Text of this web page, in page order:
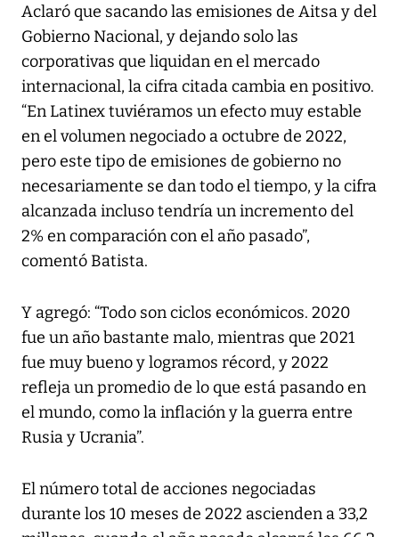
Aclaró que sacando las emisiones de Aitsa y del
Gobierno Nacional, y dejando solo las
corporativas que liquidan en el mercado
internacional, la cifra citada cambia en positivo.
“En Latinex tuviéramos un efecto muy estable
en el volumen negociado a octubre de 2022,
pero este tipo de emisiones de gobierno no
necesariamente se dan todo el tiempo, y la cifra
alcanzada incluso tendría un incremento del
2% en comparación con el año pasado”,
comentó Batista.
Y agregó: “Todo son ciclos económicos. 2020
fue un año bastante malo, mientras que 2021
fue muy bueno y logramos récord, y 2022
refleja un promedio de lo que está pasando en
el mundo, como la inflación y la guerra entre
Rusia y Ucrania”.
El número total de acciones negociadas
durante los 10 meses de 2022 ascienden a 33,2